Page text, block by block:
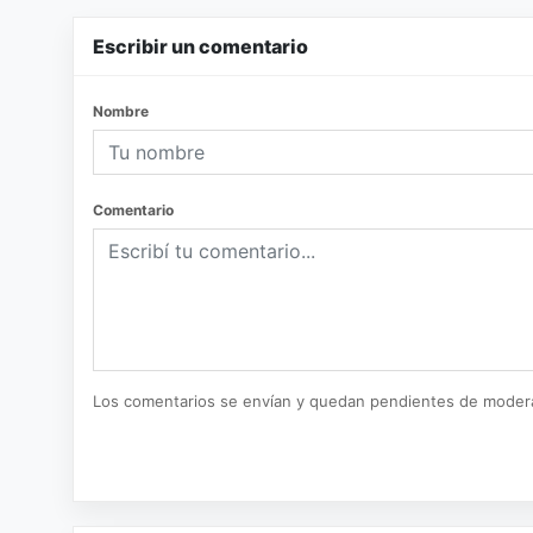
Escribir un comentario
Nombre
Comentario
Los comentarios se envían y quedan pendientes de